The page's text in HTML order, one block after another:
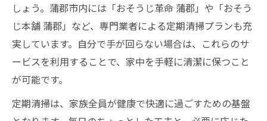
しょう。蒲郡市内には「おそうじ革命 蒲郡」や「おそう
じ本舗 蒲郡」など、専門業者による定期清掃プランも充
実しています。自分で手が回らない場合は、これらのサ
ービスを利用することで、家中を手軽に清潔に保つこと
が可能です。
定期清掃は、家族全員が健康で快適に過ごすための基盤